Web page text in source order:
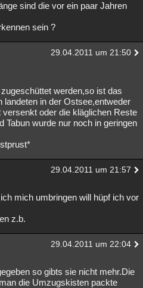
sind die vor ein paar Jahren
sein ?
29.04.2011 um 21:50
werden,so ist das
in der Ostsee,entweder
oder die kläglichen Reste
Tabun wurde nur noch in geringen
29.04.2011 um 21:57
mich umbringen will hüpf ich vor
z.b.
29.04.2011 um 22:04
so gibts sie nicht mehr.Die
die Umzugskisten packte